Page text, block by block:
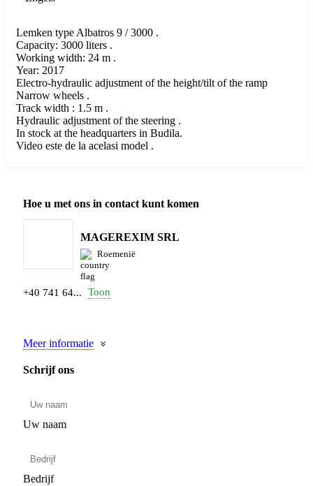
Lemken type Albatros 9 / 3000 .
Capacity: 3000 liters .
Working width: 24 m .
Year: 2017
Electro-hydraulic adjustment of the height/tilt of the ramp
Narrow wheels .
Track width : 1.5 m .
Hydraulic adjustment of the steering .
In stock at the headquarters in Budila.
Video este de la acelasi model .
Hoe u met ons in contact kunt komen
MAGEREXIM SRL
Roemenië
+40 741 64... Toon
Meer informatie
Schrijf ons
Uw naam
Bedrijf